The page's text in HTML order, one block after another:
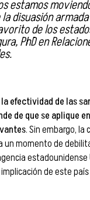
estamos
disuasión
de los
PhD en
efectividad de las
de que se aplique
. Sin embargo, la
momento de
estadounidense
de este